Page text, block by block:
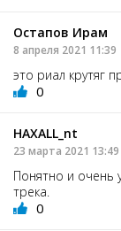
Остапов Ирам
8 апреля 2021 11:39
это риал крутяг
0
HAXALL_nt
23 марта 2021 13:49
Понятно и очень
трека.
0